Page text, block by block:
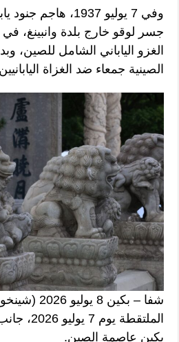
وفي 7 يوليو 1937،
جسر لوقو خارج بلدة وانبينغ،
الغزو الياباني الشامل للصين،
الصينية جمعاء ضد الغزاة
شفا – بكين 8
الملتقطة
بكين عاصمة الصين.